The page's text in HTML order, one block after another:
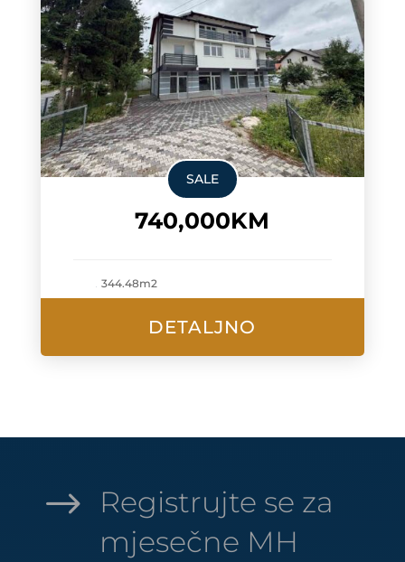
SALE
740,000KM
344.48m2
DETALJNO
$
Registrujte se za
mjesečne MH